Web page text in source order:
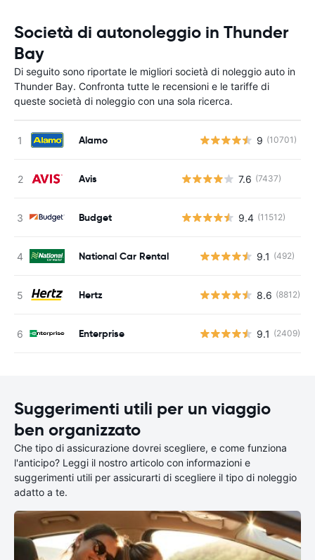
Società di autonoleggio in Thunder
Bay
Di seguito sono riportate le migliori società di noleggio auto in
Thunder Bay. Confronta tutte le recensioni e le tariffe di
queste società di noleggio con una sola ricerca.
Alamo 9 (10701)
Avis 7.6 (7437)
Budget 9.4 (11512)
National Car Rental 9.1 (492)
Hertz 8.6 (8812)
Enterprise 9.1 (2409)
Suggerimenti utili per un viaggio
ben organizzato
Che tipo di assicurazione dovrei scegliere, e come funziona
l'anticipo? Leggi il nostro articolo con informazioni e
suggerimenti utili per assicurarti di scegliere il tipo di noleggio
adatto a te.